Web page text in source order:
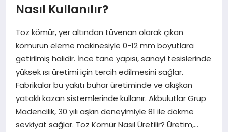
SPOR
SAĞLIK
EĞITIM
Nasıl Kullanılır?
Toz kömür, yer altından tüvenan olarak çıkan
kömürün eleme makinesiyle 0-12 mm boyutlara
getirilmiş halidir. İnce tane yapısı, sanayi tesislerinde
yüksek ısı üretimi için tercih edilmesini sağlar.
Fabrikalar bu yakıtı buhar üretiminde ve akışkan
yataklı kazan sistemlerinde kullanır. Akbulutlar Grup
Madencilik, 30 yılı aşkın deneyimiyle 81 ile dökme
sevkiyat sağlar. Toz Kömür Nasıl Üretilir? Üretim,…